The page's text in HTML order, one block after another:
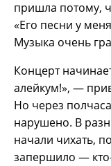
пришла потому,
«Его песни у
Музыка очень
Концерт
алейкум!», —
Но через
нарушено. В
начали чихать,
запершило —